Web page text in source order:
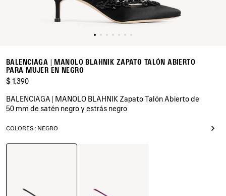
BALENCIAGA | MANOLO BLAHNIK ZAPATO TALÓN ABIERTO
PARA MUJER EN NEGRO
$ 1,390
BALENCIAGA | MANOLO BLAHNIK Zapato Talón Abierto de
50 mm de satén negro y estrás negro
COLORES : NEGRO
Negro